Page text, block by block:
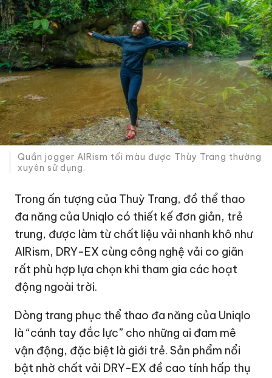
Quần jogger AIRism tối màu được Thùy Trang thường
xuyên sử dụng.
Trong ấn tượng của Thuỳ Trang, đồ thể thao
đa năng của Uniqlo có thiết kế đơn giản, trẻ
trung, được làm từ chất liệu vải nhanh khô như
AIRism, DRY-EX cùng công nghệ vải co giãn
rất phù hợp lựa chọn khi tham gia các hoạt
động ngoài trời.
Dòng trang phục thể thao đa năng của Uniqlo
là “cánh tay đắc lực” cho những ai đam mê
vận động, đặc biệt là giới trẻ. Sản phẩm nổi
bật nhờ chất vải DRY-EX đề cao tính hấp thụ